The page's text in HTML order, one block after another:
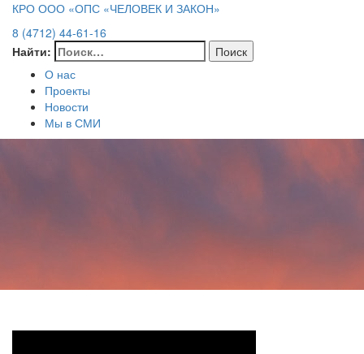
КРО ООО «ОПС «ЧЕЛОВЕК И ЗАКОН»
8 (4712) 44-61-16
Найти:
О нас
Проекты
Новости
Мы в СМИ